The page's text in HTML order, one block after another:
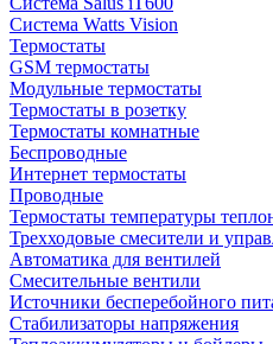
Система Watts Vision
Термостаты
GSM термостаты
Модульные термостаты
Термостаты в розетку
Термостаты комнатные
Беспроводные
Интернет термостаты
Проводные
Термостаты температуры
Трехходовые смесители и
Автоматика для вентилей
Смесительные вентили
Источники бесперебойного
Стабилизаторы напряжения